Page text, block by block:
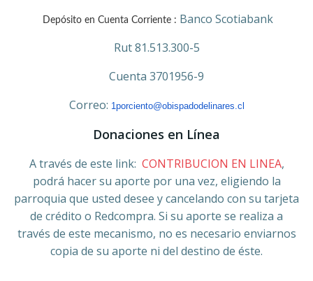
Depósito en Cuenta Corriente : Banco Scotiabank
Rut 81.513.300-5
Cuenta 3701956-9
Correo: 1porciento@obispadodelinares.cl
Donaciones en Línea
A través de este link: CONTRIBUCION EN LINEA,
podrá hacer su aporte por una vez, eligiendo la
parroquia que usted desee y cancelando con su tarjeta
de crédito o Redcompra. Si su aporte se realiza a
través de este mecanismo, no es necesario enviarnos
copia de su aporte ni del destino de éste.